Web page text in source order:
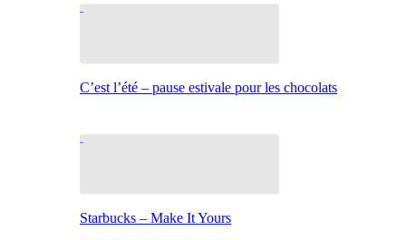
C’est l’été – pause estivale pour les chocolats
Starbucks – Make It Yours